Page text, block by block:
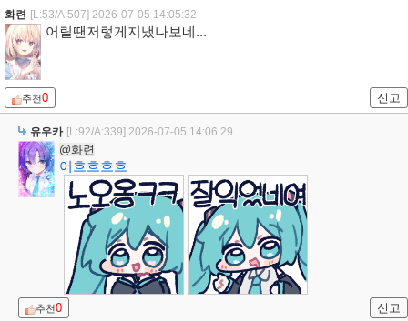
화련 [L:53/A:507] 2026-07-05 14:05:32
어릴땐저렇게지냈나보네...
추천0 신고
유우카 [L:92/A:339] 2026-07-05 14:06:29
@화련
어흐흐흐흐
추천0 신고